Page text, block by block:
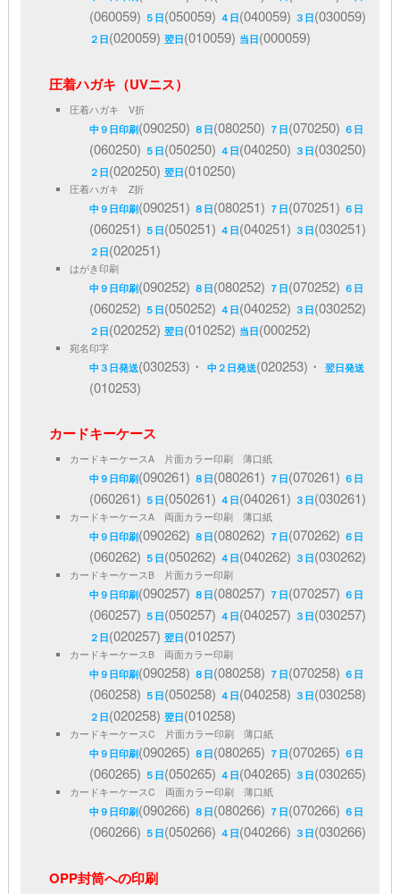
(060059) ５日(050059) ４日(040059) ３日(030059)
２日(020059)翌日(010059) 当日(000059)
圧着ハガキ（UVニス）
圧着ハガキ V折
中９日印刷(090250) ８日(080250) ７日(070250) ６日
(060250) ５日(050250) ４日(040250) ３日(030250)
２日(020250)翌日(010250)
圧着ハガキ Z折
中９日印刷(090251) ８日(080251) ７日(070251) ６日
(060251) ５日(050251) ４日(040251) ３日(030251)
２日(020251)
はがき印刷
中９日印刷(090252) ８日(080252) ７日(070252) ６日
(060252) ５日(050252) ４日(040252) ３日(030252)
２日(020252)翌日(010252) 当日(000252)
宛名印字
中３日発送(030253)・中２日発送(020253)・翌日発送
(010253)
カードキーケース
カードキーケースA 片面カラー印刷 薄口紙
中９日印刷(090261) ８日(080261) ７日(070261) ６日
(060261) ５日(050261) ４日(040261) ３日(030261)
カードキーケースA 両面カラー印刷 薄口紙
中９日印刷(090262) ８日(080262) ７日(070262) ６日
(060262) ５日(050262) ４日(040262) ３日(030262)
カードキーケースB 片面カラー印刷
中９日印刷(090257) ８日(080257) ７日(070257) ６日
(060257) ５日(050257) ４日(040257) ３日(030257)
２日(020257)翌日(010257)
カードキーケースB 両面カラー印刷
中９日印刷(090258) ８日(080258) ７日(070258) ６日
(060258) ５日(050258) ４日(040258) ３日(030258)
２日(020258)翌日(010258)
カードキーケースC 片面カラー印刷 薄口紙
中９日印刷(090265) ８日(080265) ７日(070265) ６日
(060265) ５日(050265) ４日(040265) ３日(030265)
カードキーケースC 両面カラー印刷 薄口紙
中９日印刷(090266) ８日(080266) ７日(070266) ６日
(060266) ５日(050266) ４日(040266) ３日(030266)
OPP封筒への印刷